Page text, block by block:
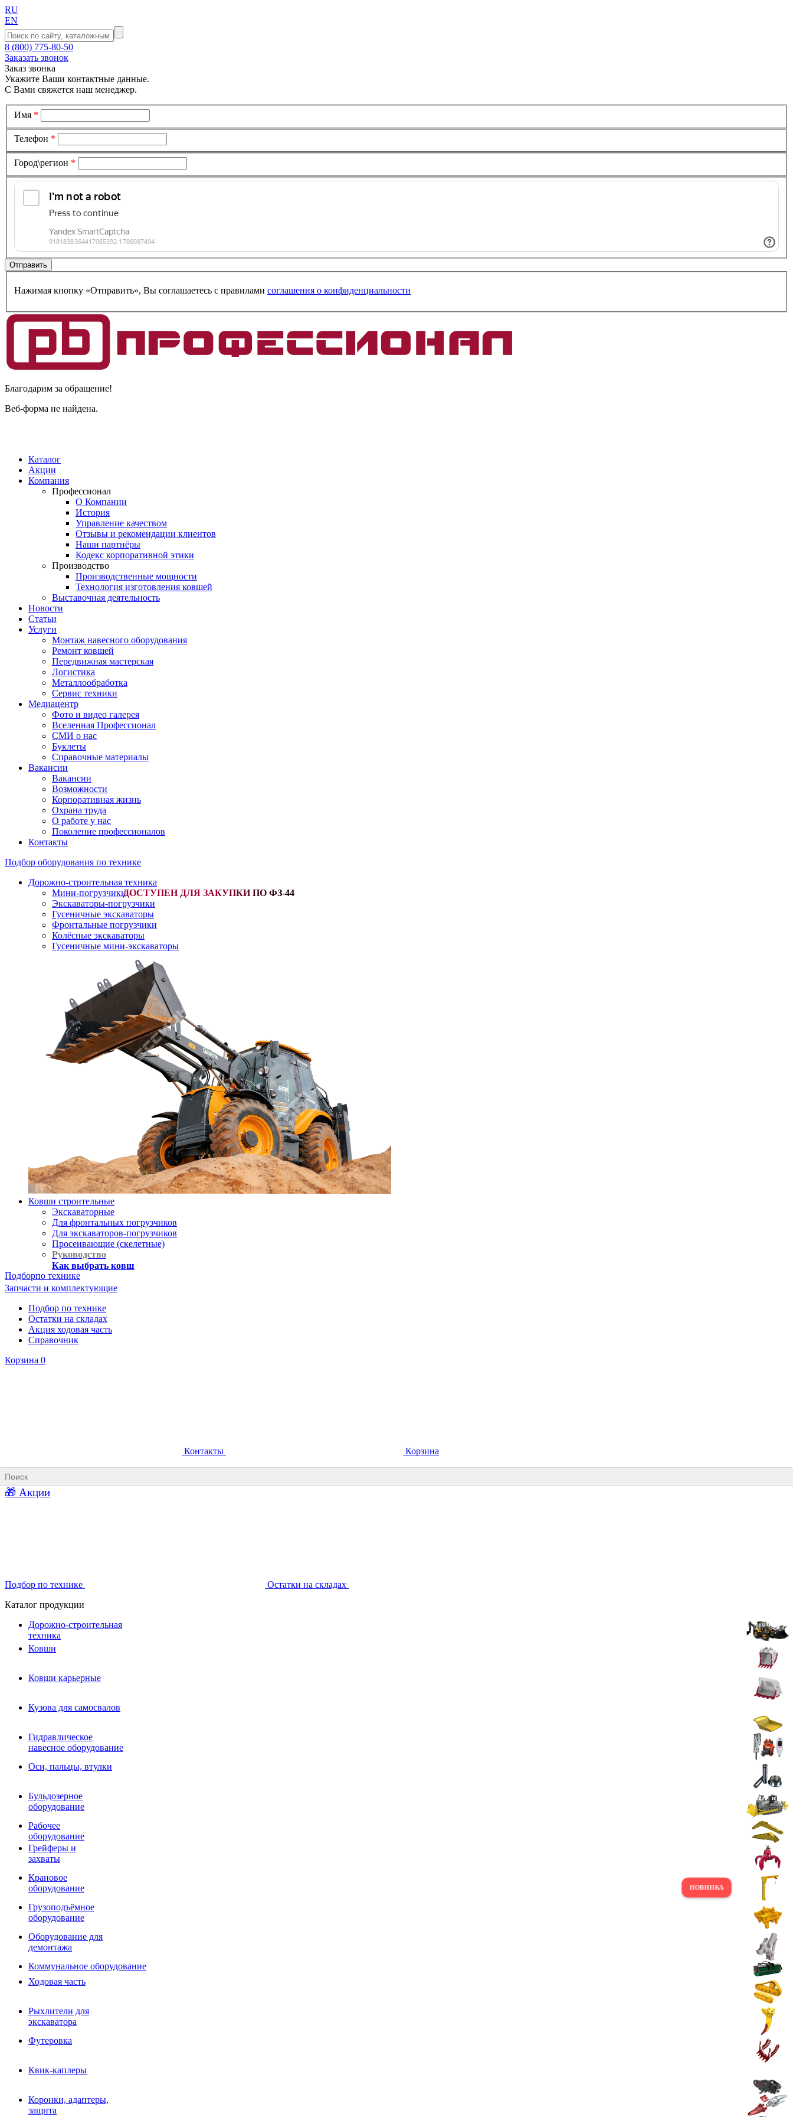
RU
EN
8 (800) 775-80-50
Заказать звонок
Заказ звонка
Укажите Ваши контактные данные.
С Вами свяжется наш менеджер.
Имя *
Телефон *
Город\регион *
Нажимая кнопку «Отправить», Вы соглашаетесь c правилами соглашения о конфиденциальности
Благодарим за обращение!
Веб-форма не найдена.
Каталог
Акции
Компания
Профессионал
О Компании
История
Управление качеством
Отзывы и рекомендации клиентов
Наши партнёры
Кодекс корпоративной этики
Производство
Производственные мощности
Технология изготовления ковшей
Выставочная деятельность
Новости
Статьи
Услуги
Монтаж навесного оборудования
Ремонт ковшей
Передвижная мастерская
Логистика
Металлообработка
Сервис техники
Медиацентр
Фото и видео галерея
Вселенная Профессионал
СМИ о нас
Буклеты
Справочные материалы
Вакансии
Вакансии
Возможности
Корпоративная жизнь
Охрана труда
О работе у нас
Поколение профессионалов
Контакты
Подбор оборудования по технике
Дорожно-строительная техника
Мини-погрузчики-
Экскаваторы-погрузчики
Гусеничные экскаваторы
Фронтальные погрузчики
Колёсные экскаваторы
Гусеничные мини-экскаваторы
Ковши строительные
Экскаваторные
Для фронтальных погрузчиков
Для экскаваторов-погрузчиков
Просеивающие (скелетные)
Руководство
Как выбрать ковш
Ковши для фронтальных погрузчиков
Гидравлическое навесное
оборудование
Гидробуры и шнеки
Вибротрамбовки
Навесные дорожные фрезы
Виброрипперы
Ковши дробильные щековые
Ковши дробильные роторные
Сортировочные ковши барабанные
Сортировочные ковши вальцовые
Фрезы роторные
Фрезы дисковые
Траншеекопатели
Просеивающие ковши для фронтальных погрузчиков
Распределители асфальта
Переходные плиты
Гидроразводка
РВД
Сваерезки
Как выбрать гидромолот
Подборпо технике
Запчасти и комплектующие
Подбор по технике
Остатки на складах
Акция ходовая часть
Справочник
Корзина 0
Контакты Корзина
🎁 Акции
Подбор по технике
Остатки на складах
Каталог продукции
Дорожно-строительная
техника
Ковши
Ковши карьерные
Кузова для самосвалов
Гидравлическое
навесное оборудование
Оси, пальцы, втулки
Бульдозерное
оборудование
Рабочее
оборудование
Грейферы и
захваты
Крановое
оборудование
Грузоподъёмное
оборудование
Оборудование для
демонтажа
Коммунальное оборудование
Ходовая часть
Рыхлители для
экскаватора
Футеровка
Квик-каплеры
Коронки, адаптеры,
защита